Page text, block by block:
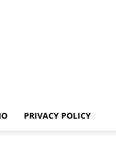
PRIVACY POLICY